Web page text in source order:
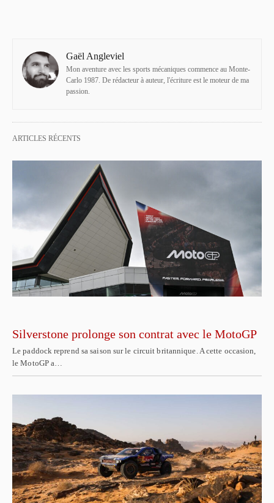
Gaël Angleviel
Mon aventure avec les sports mécaniques commence au Monte-
Carlo 1987. De rédacteur à auteur, l'écriture est le moteur de ma
passion.
ARTICLES RÉCENTS
Silverstone prolonge son contrat avec le MotoGP
Le paddock reprend sa saison sur le circuit britannique. A cette occasion,
le MotoGP a…